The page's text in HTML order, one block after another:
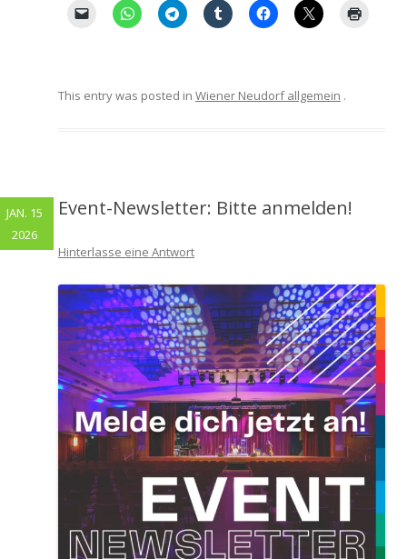
This entry was posted in Wiener Neudorf allgemein .
Event-Newsletter: Bitte anmelden!
Hinterlasse eine Antwort
JAN. 15
2026